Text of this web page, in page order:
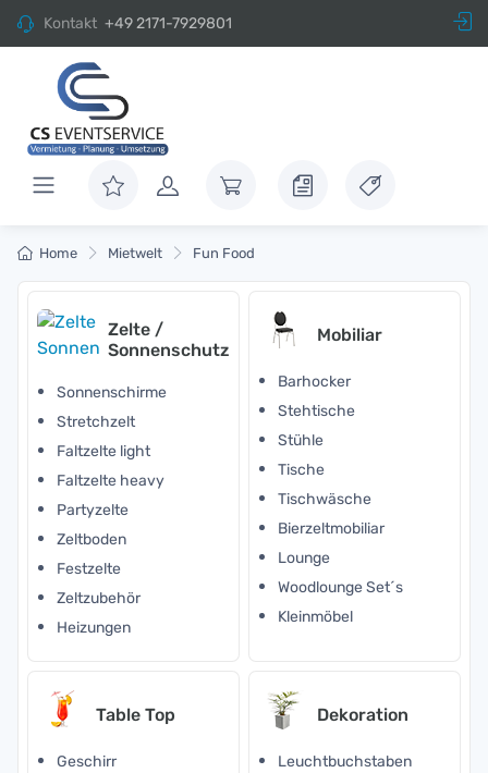
Kontakt +49 2171-7929801
Home Mietwelt Fun Food
Zelte /
Sonnenschutz
Sonnenschirme
Stretchzelt
Faltzelte light
Faltzelte heavy
Partyzelte
Zeltboden
Festzelte
Zeltzubehör
Heizungen
Mobiliar
Barhocker
Stehtische
Stühle
Tische
Tischwäsche
Bierzeltmobiliar
Lounge
Woodlounge Set´s
Kleinmöbel
Table Top
Geschirr
Dekoration
Leuchtbuchstaben